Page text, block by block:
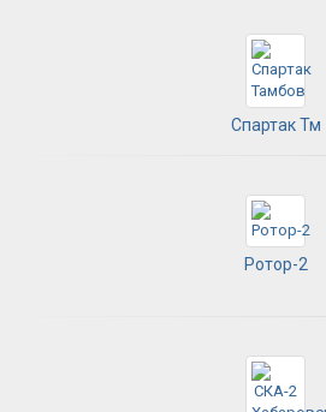
Спартак Тм
Ротор-2